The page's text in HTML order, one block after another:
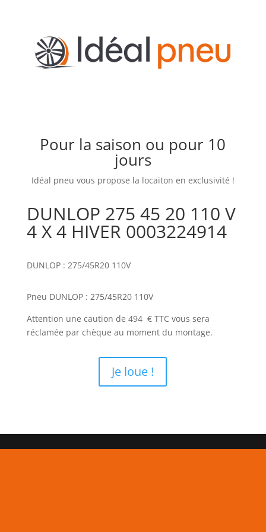
Pour la saison ou pour 10
jours
Idéal pneu vous propose la locaiton en exclusivité !
DUNLOP 275 45 20 110 V
4 X 4 HIVER 0003224914
DUNLOP : 275/45R20 110V
Pneu DUNLOP : 275/45R20 110V
Attention une caution de 494 € TTC vous sera
réclamée par chèque au moment du montage.
Je loue !